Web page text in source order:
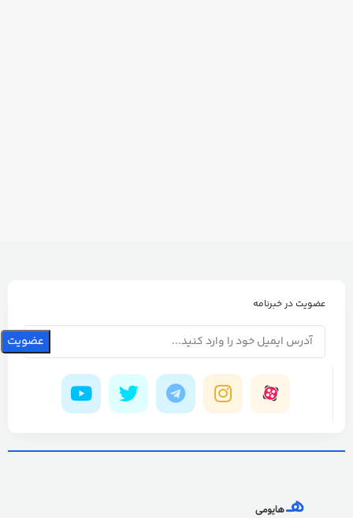
عضویت در خبرنامه